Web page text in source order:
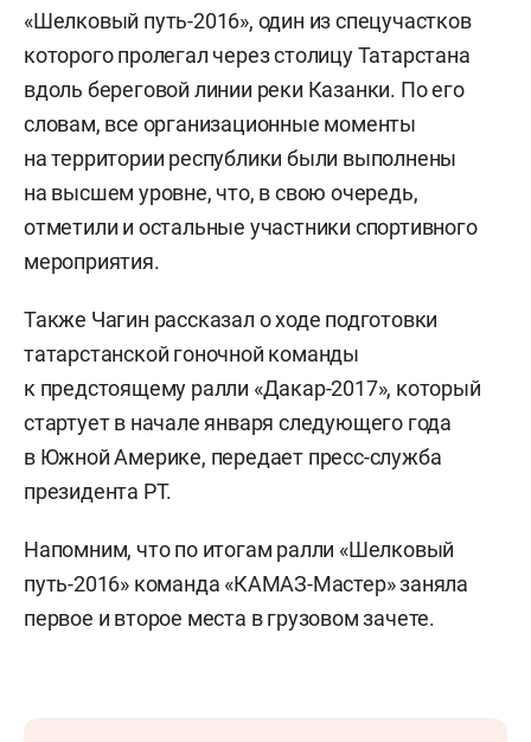
«Шелковый путь-2016», один из спецучастков
которого пролегал через столицу Татарстана
вдоль береговой линии реки Казанки. По его
словам, все организационные моменты
на территории республики были выполнены
на высшем уровне, что, в свою очередь,
отметили и остальные участники спортивного
мероприятия.
Также Чагин рассказал о ходе подготовки
татарстанской гоночной команды
к предстоящему ралли «Дакар-2017», который
стартует в начале января следующего года
в Южной Америке, передает пресс-служба
президента РТ.
Напомним, что по итогам ралли «Шелковый
путь-2016» команда «КАМАЗ-Мастер» заняла
первое и второе места в грузовом зачете.